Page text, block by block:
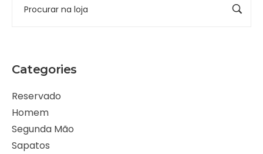
Categories
Reservado
Homem
Segunda Mão
Sapatos